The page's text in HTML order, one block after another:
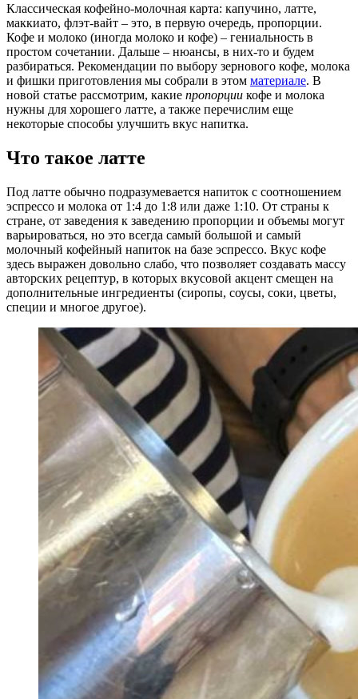
Классическая кофейно-молочная карта: капучино, латте,
маккиато, флэт-вайт – это, в первую очередь, пропорции.
Кофе и молоко (иногда молоко и кофе) – гениальность в
простом сочетании. Дальше – нюансы, в них-то и будем
разбираться. Рекомендации по выбору зернового кофе, молока
и фишки приготовления мы собрали в этом материале. В
новой статье рассмотрим, какие пропорции кофе и молока
нужны для хорошего латте, а также перечислим еще
некоторые способы улучшить вкус напитка.
Что такое латте
Под латте обычно подразумевается напиток с соотношением
эспрессо и молока от 1:4 до 1:8 или даже 1:10. От страны к
стране, от заведения к заведению пропорции и объемы могут
варьироваться, но это всегда самый большой и самый
молочный кофейный напиток на базе эспрессо. Вкус кофе
здесь выражен довольно слабо, что позволяет создавать массу
авторских рецептур, в которых вкусовой акцент смещен на
дополнительные ингредиенты (сиропы, соусы, соки, цветы,
специи и многое другое).